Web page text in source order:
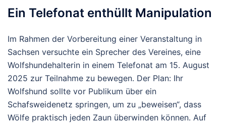
Ein Telefonat enthüllt Manipulation
Im Rahmen der Vorbereitung einer Veranstaltung in
Sachsen versuchte ein Sprecher des Vereines, eine
Wolfshundehalterin in einem Telefonat am 15. August
2025 zur Teilnahme zu bewegen. Der Plan: Ihr
Wolfshund sollte vor Publikum über ein
Schafsweidenetz springen, um zu „beweisen“, dass
Wölfe praktisch jeden Zaun überwinden können. Auf